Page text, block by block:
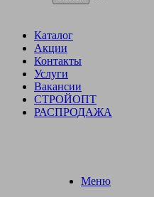
Каталог
Акции
Контакты
Услуги
Вакансии
СТРОЙОПТ
РАСПРОДАЖА
Меню